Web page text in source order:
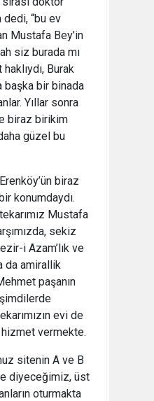
“bu ev
Mustafa Bey’in
siz burada mı
Burak
başka bir binada
Yıllar sonra
biraz birikim
güzel bu
biraz
konumdaydı.
Mustafa
sekiz
i Azam’lık ve
da amirallik
paşanın
evi de
hizmet vermekte.
sitenin A ve B
diyeceğimiz, üst
oturmakta